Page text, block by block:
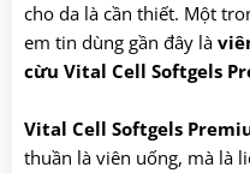
cho da là cần thiết. Một
em tin dùng gần đây là
cừu Vital Cell Softgels
Vital Cell Softgels
thuần là viên uống, mà là